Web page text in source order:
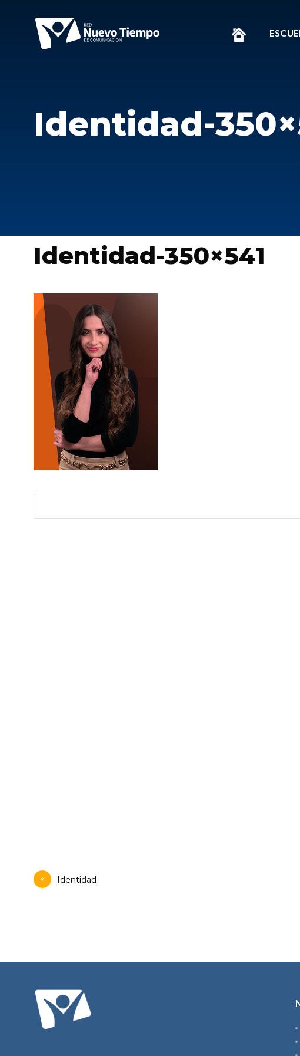
Identidad-
Identidad-350×541
Navegación
de
Identidad